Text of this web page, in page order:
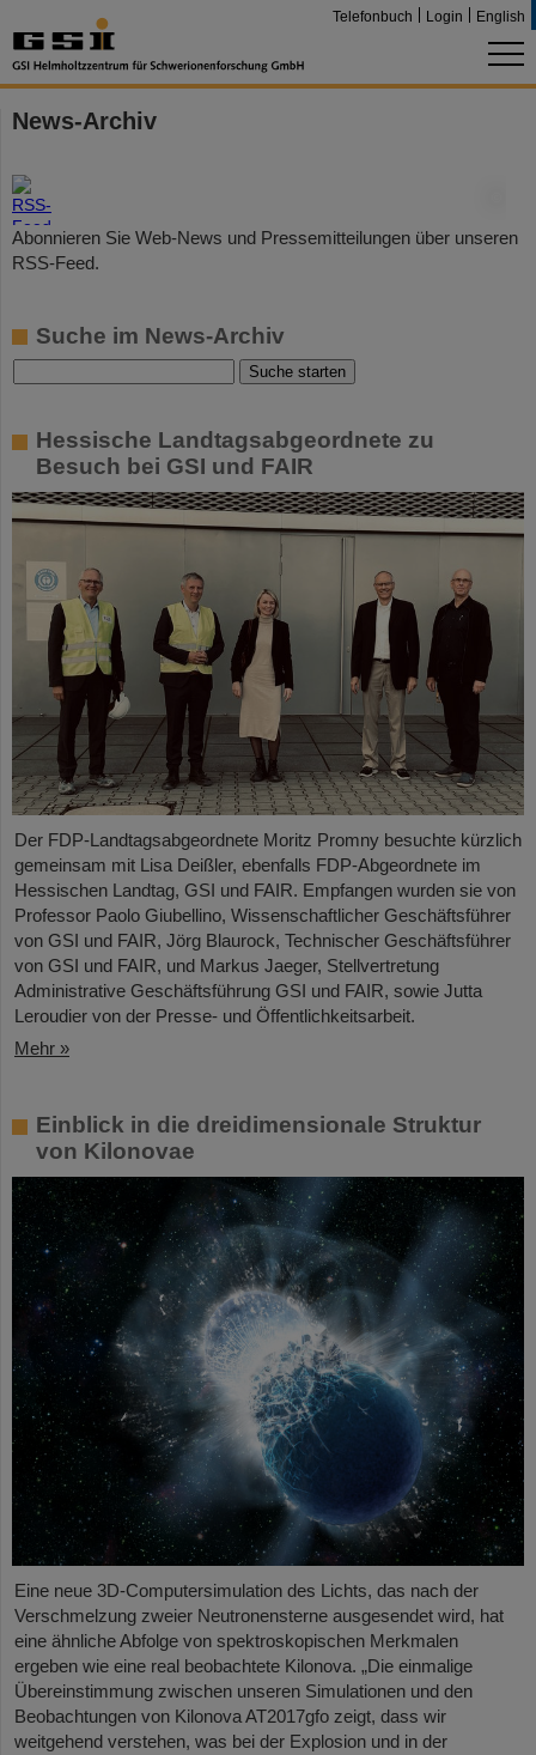
Telefonbuch Login English
News-Archiv
Abonnieren Sie Web-News und Pressemitteilungen über unseren
RSS-Feed.
Suche im News-Archiv
Hessische Landtagsabgeordnete zu
Besuch bei GSI und FAIR
Der FDP-Landtagsabgeordnete Moritz Promny besuchte kürzlich
gemeinsam mit Lisa Deißler, ebenfalls FDP-Abgeordnete im
Hessischen Landtag, GSI und FAIR. Empfangen wurden sie von
Professor Paolo Giubellino, Wissenschaftlicher Geschäftsführer
von GSI und FAIR, Jörg Blaurock, Technischer Geschäftsführer
von GSI und FAIR, und Markus Jaeger, Stellvertretung
Administrative Geschäftsführung GSI und FAIR, sowie Jutta
Leroudier von der Presse- und Öffentlichkeitsarbeit.
Mehr »
Einblick in die dreidimensionale Struktur
von Kilonovae
Eine neue 3D-Computersimulation des Lichts, das nach der
Verschmelzung zweier Neutronensterne ausgesendet wird, hat
eine ähnliche Abfolge von spektroskopischen Merkmalen
ergeben wie eine real beobachtete Kilonova. „Die einmalige
Übereinstimmung zwischen unseren Simulationen und den
Beobachtungen von Kilonova AT2017gfo zeigt, dass wir
weitgehend verstehen, was bei der Explosion und in der